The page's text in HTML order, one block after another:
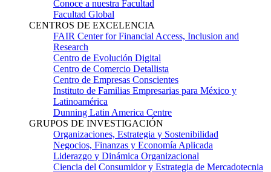
Conoce a nuestra Facultad
Facultad Global
CENTROS DE EXCELENCIA
FAIR Center for Financial Access, Inclusion and
Research
Centro de Evolución Digital
Centro de Comercio Detallista
Centro de Empresas Conscientes
Instituto de Familias Empresarias para México y
Latinoamérica
Dunning Latin America Centre
GRUPOS DE INVESTIGACIÓN
Organizaciones, Estrategia y Sostenibilidad
Negocios, Finanzas y Economía Aplicada
Liderazgo y Dinámica Organizacional
Ciencia del Consumidor y Estrategia de Mercadotecnia